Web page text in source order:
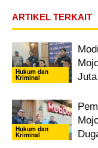
ARTIKEL TERKAIT
Hukum dan
Kriminal
Juta
Hukum dan
Kriminal